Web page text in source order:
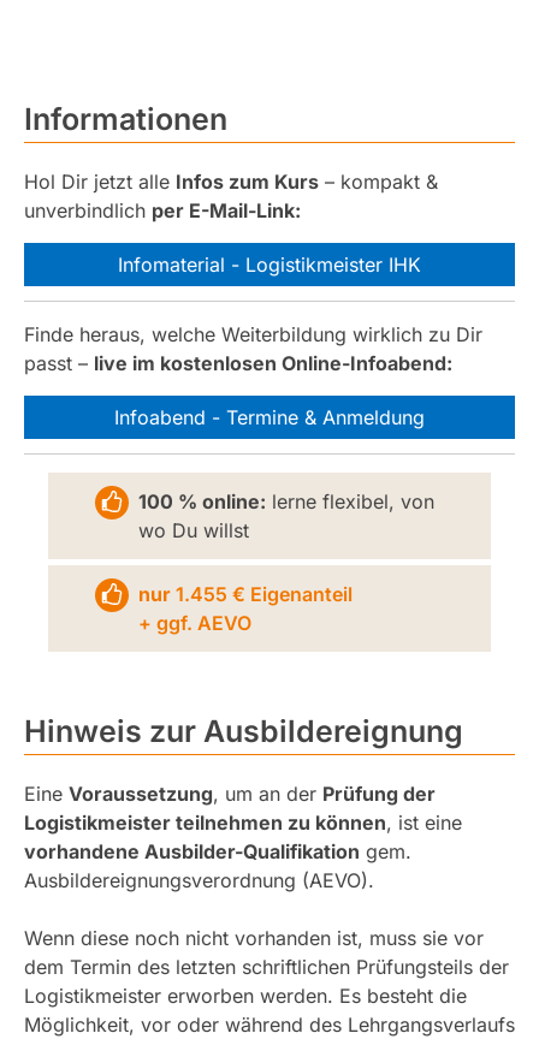
Informationen
Hol Dir jetzt alle Infos zum Kurs – kompakt &
unverbindlich per E-Mail-Link:
Infomaterial - Logistikmeister IHK
Finde heraus, welche Weiterbildung wirklich zu Dir
passt – live im kostenlosen Online-Infoabend:
Infoabend - Termine & Anmeldung
100 % online: lerne flexibel, von
wo Du willst
nur 1.455 € Eigenanteil
+ ggf. AEVO
Hinweis zur Ausbildereignung
Eine Voraussetzung, um an der Prüfung der
Logistikmeister teilnehmen zu können, ist eine
vorhandene Ausbilder-Qualifikation gem.
Ausbildereignungsverordnung (AEVO).
Wenn diese noch nicht vorhanden ist, muss sie vor
dem Termin des letzten schriftlichen Prüfungsteils der
Logistikmeister erworben werden. Es besteht die
Möglichkeit, vor oder während des Lehrgangsverlaufs